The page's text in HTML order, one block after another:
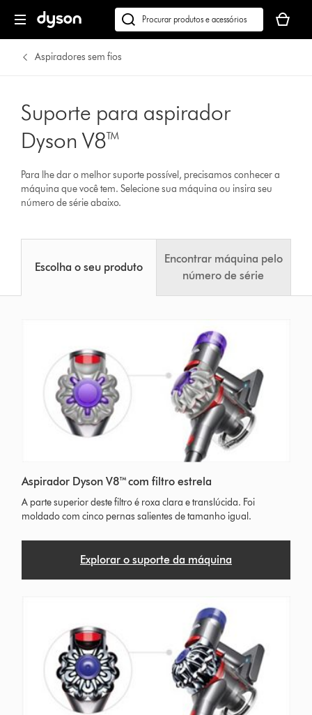
Pesquisar
em
dyson.pt
seu
cesto
Aspiradores sem fios
Suporte para aspirador
Dyson V8™
Para lhe dar o melhor suporte possível, precisamos conhecer a
máquina que você tem. Selecione sua máquina ou insira seu
número de série abaixo.
Escolha o seu produto
Encontrar máquina pelo
número de série
Aspirador Dyson V8™ com filtro estrela
A parte superior deste filtro é roxa clara e translúcida. Foi
moldado com cinco pernas salientes de tamanho igual.
Explorar o suporte da máquina